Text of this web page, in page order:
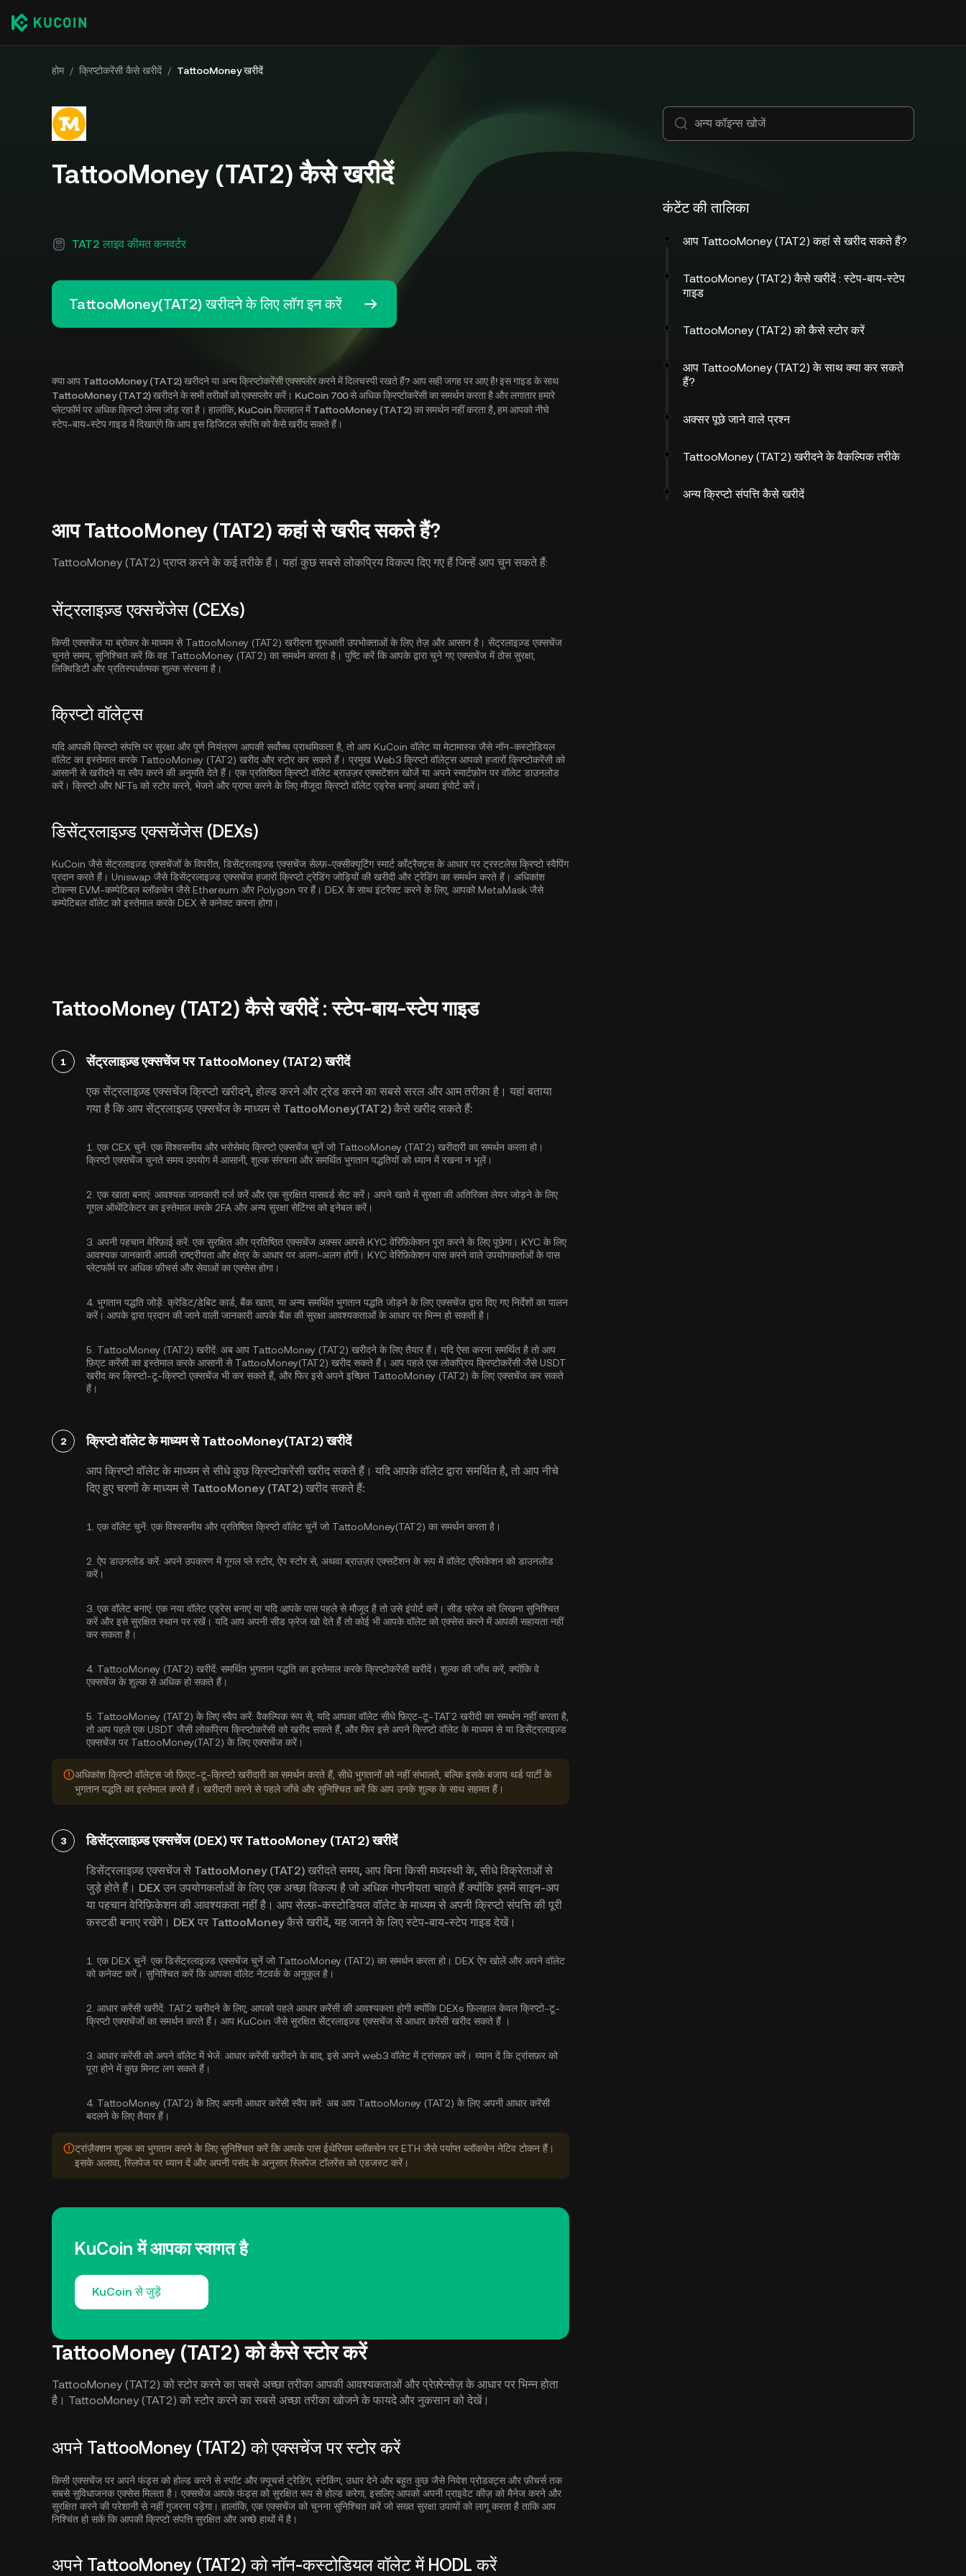
होम / क्रिप्टोकरेंसी कैसे खरीदें / TattooMoney खरीदें
TattooMoney (TAT2) कैसे खरीदें
TAT2 लाइव कीमत कनवर्टर
TattooMoney(TAT2) खरीदने के लिए लॉग इन करें
क्या आप TattooMoney (TAT2) खरीदने या अन्य क्रिप्टोकरेंसी एक्सप्लोर करने में दिलचस्पी रखते हैं? आप सही जगह पर आए है! इस गाइड के साथ
TattooMoney (TAT2) खरीदने के सभी तरीकों को एक्सप्लोर करें। KuCoin 700 से अधिक क्रिप्टोकरेंसी का समर्थन करता है और लगातार हमारे
प्लेटफॉर्म पर अधिक क्रिप्टो जेम्स जोड़ रहा है। हालांकि, KuCoin फ़िलहाल में TattooMoney (TAT2) का समर्थन नहीं करता है, हम आपको नीचे
स्टेप-बाय-स्टेप गाइड में दिखाएंगे कि आप इस डिजिटल संपत्ति को कैसे खरीद सकते हैं।
आप TattooMoney (TAT2) कहां से खरीद सकते हैं?
TattooMoney (TAT2) प्राप्त करने के कई तरीके हैं। यहां कुछ सबसे लोकप्रिय विकल्प दिए गए हैं जिन्हें आप चुन सकते हैं:
सेंट्रलाइज़्ड एक्सचेंजेस (CEXs)
किसी एक्सचेंज या ब्रोकर के माध्यम से TattooMoney (TAT2) खरीदना शुरुआती उपभोक्ताओं के लिए तेज़ और आसान है। सेंट्रलाइज़्ड एक्सचेंज
चुनते समय, सुनिश्चित करें कि वह TattooMoney (TAT2) का समर्थन करता है। पुष्टि करें कि आपके द्वारा चुने गए एक्सचेंज में ठोस सुरक्षा,
लिक्विडिटी और प्रतिस्पर्धात्मक शुल्क संरचना है।
क्रिप्टो वॉलेट्स
यदि आपकी क्रिप्टो संपत्ति पर सुरक्षा और पूर्ण नियंत्रण आपकी सर्वोच्च प्राथमिकता है, तो आप KuCoin वॉलेट या मेटामास्क जैसे नॉन-कस्टोडियल
वॉलेट का इस्तेमाल करके TattooMoney (TAT2) खरीद और स्टोर कर सकते हैं। प्रमुख Web3 क्रिप्टो वॉलेट्स आपको हजारों क्रिप्टोकरेंसी को
आसानी से खरीदने या स्वैप करने की अनुमति देते हैं। एक प्रतिष्ठित क्रिप्टो वॉलेट ब्राउज़र एक्सटेंशन खोजें या अपने स्मार्टफ़ोन पर वॉलेट डाउनलोड
करें। क्रिप्टो और NFTs को स्टोर करने, भेजने और प्राप्त करने के लिए मौजूदा क्रिप्टो वॉलेट एड्रेस बनाएं अथवा इंपोर्ट करें।
डिसेंट्रलाइज़्ड एक्सचेंजेस (DEXs)
KuCoin जैसे सेंट्रलाइज़्ड एक्सचेंजों के विपरीत, डिसेंट्रलाइज़्ड एक्सचेंज सेल्फ़-एक्सीक्यूटिंग स्मार्ट कॉंट्रैक्ट्स के आधार पर ट्रस्टलेस क्रिप्टो स्वैपिंग
प्रदान करते हैं। Uniswap जैसे डिसेंट्रलाइज़्ड एक्सचेंज हजारों क्रिप्टो ट्रेडिंग जोड़ियों की खरीदी और ट्रेडिंग का समर्थन करते हैं। अधिकांश
टोकन्स EVM-कम्पेटिबल ब्लॉकचेन जैसेEthereum और Polygon पर हैं। DEX के साथ इंटरैक्ट करने के लिए, आपको MetaMask जैसे
कम्पेटिबल वॉलेट को इस्तेमाल करके DEX से कनेक्ट करना होगा।
TattooMoney (TAT2) कैसे खरीदें : स्टेप-बाय-स्टेप गाइड
1 सेंट्रलाइज़्ड एक्सचेंज पर TattooMoney (TAT2) खरीदें
एक सेंट्रलाइज़्ड एक्सचेंज क्रिप्टो खरीदने, होल्ड करने और ट्रेड करने का सबसे सरल और आम तरीका है। यहां बताया
गया है कि आप सेंट्रलाइज़्ड एक्सचेंज के माध्यम से TattooMoney(TAT2) कैसे खरीद सकते हैं:
1. एक CEX चुनें: एक विश्वसनीय और भरोसेमंद क्रिप्टो एक्सचेंज चुनें जो TattooMoney (TAT2) खरीदारी का समर्थन करता हो।
क्रिप्टो एक्सचेंज चुनते समय उपयोग में आसानी, शुल्क संरचना और समर्थित भुगतान पद्धतियों को ध्यान में रखना न भूलें।
2. एक खाता बनाएं: आवश्यक जानकारी दर्ज करें और एक सुरक्षित पासवर्ड सेट करें। अपने खाते में सुरक्षा की अतिरिक्त लेयर जोड़ने के लिए
गूगल ऑथेंटिकेटर का इस्तेमाल करके 2FA और अन्य सुरक्षा सेटिंग्स को इनेबल करें।
3. अपनी पहचान वेरिफ़ाई करें: एक सुरक्षित और प्रतिष्ठित एक्सचेंज अक्सर आपसेKYC वेरिफ़िकेशन पूरा करने के लिए पूछेगा। KYC के लिए
आवश्यक जानकारी आपकी राष्ट्रीयता और क्षेत्र के आधार पर अलग-अलग होगी। KYC वेरिफ़िकेशन पास करने वाले उपयोगकर्ताओं के पास
प्लेटफॉर्म पर अधिक फ़ीचर्स और सेवाओं का एक्सेस होगा।
4. भुगतान पद्धति जोड़ें: क्रेडिट/डेबिट कार्ड, बैंक खाता, या अन्य समर्थित भुगतान पद्धति जोड़ने के लिए एक्सचेंज द्वारा दिए गए निर्देशों का पालन
करें। आपके द्वारा प्रदान की जाने वाली जानकारी आपके बैंक की सुरक्षा आवश्यकताओं के आधार पर भिन्न हो सकती है।
5. TattooMoney (TAT2) खरीदें: अब आप TattooMoney (TAT2) खरीदने के लिए तैयार हैं। यदि ऐसा करना समर्थित है तो आप
फ़िएट करेंसी का इस्तेमाल करके आसानी से TattooMoney(TAT2) खरीद सकते हैं। आप पहले एक लोकप्रिय क्रिप्टोकरेंसी जैसेUSDT
खरीद कर क्रिप्टो-टू-क्रिप्टो एक्सचेंज भी कर सकते हैं, और फिर इसे अपने इच्छित TattooMoney (TAT2) के लिए एक्सचेंज कर सकते
हैं।
2 क्रिप्टो वॉलेट के माध्यम से TattooMoney(TAT2) खरीदें
आप क्रिप्टो वॉलेट के माध्यम से सीधे कुछ क्रिप्टोकरेंसी खरीद सकते हैं। यदि आपके वॉलेट द्वारा समर्थित है, तो आप नीचे
दिए हुए चरणों के माध्यम से TattooMoney (TAT2) खरीद सकते हैं:
1. एक वॉलेट चुनें: एक विश्वसनीय और प्रतिष्ठित क्रिप्टो वॉलेट चुनें जो TattooMoney(TAT2) का समर्थन करता है।
2. ऐप डाउनलोड करें: अपने उपकरण में गूगल प्ले स्टोर, ऐप स्टोर से, अथवा ब्राउज़र एक्सटेंशन के रूप में वॉलेट एप्लिकेशन को डाउनलोड
करें।
3. एक वॉलेट बनाएं: एक नया वॉलेट एड्रेस बनाएं या यदि आपके पास पहले से मौजूद है तो उसे इंपोर्ट करें। सीड फ्रेज को लिखना सुनिश्चित
करें और इसे सुरक्षित स्थान पर रखें। यदि आप अपनी सीड फ्रेज खो देते हैं तो कोई भी आपके वॉलेट को एक्सेस करने में आपकी सहायता नहीं
कर सकता है।
4. TattooMoney (TAT2) खरीदें: समर्थित भुगतान पद्धति का इस्तेमाल करके क्रिप्टोकरेंसी खरीदें। शुल्क की जाँच करें, क्योंकि वे
एक्सचेंज के शुल्क से अधिक हो सकते हैं।
5. TattooMoney (TAT2) के लिए स्वैप करें: वैकल्पिक रूप से, यदि आपका वॉलेट सीधे फ़िएट-टू-TAT2 खरीदी का समर्थन नहीं करता है,
तो आप पहले एक USDT जैसी लोकप्रिय क्रिप्टोकरेंसी को खरीद सकते हैं, और फिर इसे अपने क्रिप्टो वॉलेट के माध्यम से या डिसेंट्रलाइज़्ड
एक्सचेंज पर TattooMoney(TAT2) के लिए एक्सचेंज करें।
अधिकांश क्रिप्टो वॉलेट्स जो फ़िएट-टू-क्रिप्टो खरीदारी का समर्थन करते हैं, सीधे भुगतानों को नहीं संभालते, बल्कि इसके बजाय थर्ड पार्टी के
भुगतान पद्धति का इस्तेमाल करते हैं। खरीदारी करने से पहले जाँचे और सुनिश्चित करें कि आप उनके शुल्क के साथ सहमत हैं।
3 डिसेंट्रलाइज़्ड एक्सचेंज (DEX) पर TattooMoney (TAT2) खरीदें
डिसेंट्रलाइज़्ड एक्सचेंज से TattooMoney (TAT2) खरीदते समय, आप बिना किसी मध्यस्थी के, सीधे विक्रेताओं से
जुड़े होते हैं। DEX उन उपयोगकर्ताओं के लिए एक अच्छा विकल्प है जो अधिक गोपनीयता चाहते हैं क्योंकि इसमें साइन-अप
या पहचान वेरिफ़िकेशन की आवश्यकता नहीं है। आप सेल्फ़-कस्टोडियल वॉलेट के माध्यम से अपनी क्रिप्टो संपत्ति की पूरी
कस्टडी बनाए रखेंगे। DEX पर TattooMoney कैसे खरीदें, यह जानने के लिए स्टेप-बाय-स्टेप गाइड देखें।
1. एक DEX चुनें: एक डिसेंट्रलाइज़्ड एक्सचेंज चुनें जो TattooMoney (TAT2) का समर्थन करता हो। DEX ऐप खोलें और अपने वॉलेट
को कनेक्ट करें। सुनिश्चित करें कि आपका वॉलेट नेटवर्क के अनुकूल है।
2. आधार करेंसी खरीदें: TAT2 खरीदने के लिए, आपको पहले आधार करेंसी की आवश्यकता होगी क्योंकि DEXs फ़िलहाल केवल क्रिप्टो-टू-
क्रिप्टो एक्सचेंजों का समर्थन करते हैं। आप KuCoin जैसे सुरक्षित सेंट्रलाइज़्ड एक्सचेंज सेआधार करेंसी खरीद सकते हैं ।
3. आधार करेंसी को अपने वॉलेट में भेजें: आधार करेंसी खरीदने के बाद, इसे अपने web3 वॉलेट में ट्रांसफ़र करें। ध्यान दें कि ट्रांसफ़र को
पूरा होने में कुछ मिनट लग सकते हैं।
4. TattooMoney (TAT2) के लिए अपनी आधार करेंसी स्वैप करें: अब आप TattooMoney (TAT2) के लिए अपनी आधार करेंसी
बदलने के लिए तैयार हैं।
ट्रांज़ैक्शन शुल्क का भुगतान करने के लिए सुनिश्चित करें कि आपके पास ईथेरियम ब्लॉकचेन पर ETH जैसे पर्याप्त ब्लॉकचेन नेटिव टोकन हैं।
इसके अलावा, स्लिपेज पर ध्यान दें और अपनी पसंद के अनुसार स्लिपेज टॉलरेंस को एडजस्ट करें।
KuCoin में आपका स्वागत है
KuCoin से जुड़ें
TattooMoney (TAT2) को कैसे स्टोर करें
TattooMoney (TAT2) को स्टोर करने का सबसे अच्छा तरीका आपकी आवश्यकताओं और प्रेफ़्रेन्सेज़ के आधार पर भिन्न होता
है। TattooMoney (TAT2) को स्टोर करने का सबसे अच्छा तरीका खोजने के फायदे और नुकसान को देखें।
अपने TattooMoney (TAT2) को एक्सचेंज पर स्टोर करें
किसी एक्सचेंज पर अपने फंड्स को होल्ड करने से स्पॉट और फ़्यूचर्स ट्रेडिंग, स्टेकिंग, उधार देने और बहुत कुछ जैसे निवेश प्रोडक्ट्स और फ़ीचर्स तक
सबसे सुविधाजनक एक्सेस मिलता है। एक्सचेंज आपके फंड्स को सुरक्षित रूप से होल्ड करेगा, इसलिए आपको अपनी प्राइवेट कीज़ को मैनेज करने और
सुरक्षित करने की परेशानी से नहीं गुजरना पड़ेगा। हालांकि, एक एक्सचेंज को चुनना सुनिश्चित करें जो सख्त सुरक्षा उपायों को लागू करता है ताकि आप
निश्चिंत हो सकें कि आपकी क्रिप्टो संपत्ति सुरक्षित और अच्छे हाथों में है।
अपने TattooMoney (TAT2) को नॉन-कस्टोडियल वॉलेट में HODL करें
कंटेंट की तालिका
आप TattooMoney (TAT2) कहां से खरीद सकते हैं?
TattooMoney (TAT2) कैसे खरीदें : स्टेप-बाय-स्टेप
गाइड
TattooMoney (TAT2) को कैसे स्टोर करें
आप TattooMoney (TAT2) के साथ क्या कर सकते
हैं?
अक्सर पूछे जाने वाले प्रश्न
TattooMoney (TAT2) खरीदने के वैकल्पिक तरीके
अन्य क्रिप्टो संपत्ति कैसे खरीदें